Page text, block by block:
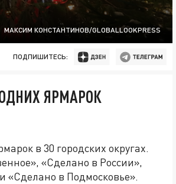
МАКСИМ КОНСТАНТИНОВ/GLOBALLOOKPRESS
ПОДПИШИТЕСЬ:
ЯРМАРОК
в 30 городских округах.
«Сделано в России»,
«Сделано в Подмосковье».